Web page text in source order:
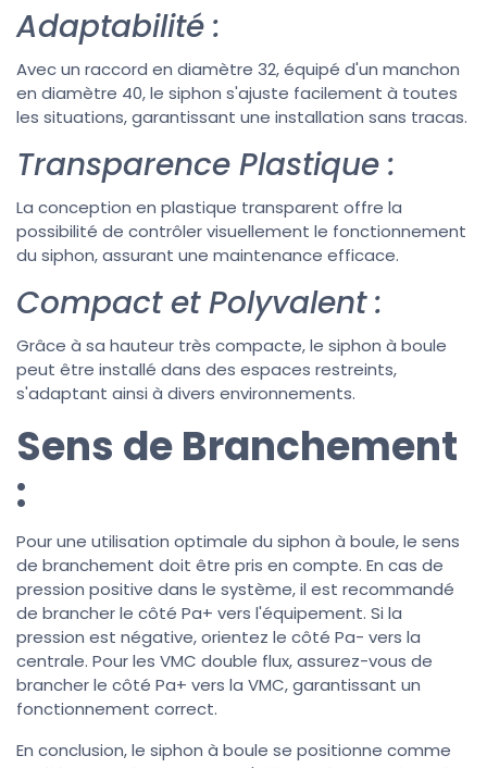
Adaptabilité :
Avec un raccord en diamètre 32, équipé d'un manchon
en diamètre 40, le siphon s'ajuste facilement à toutes
les situations, garantissant une installation sans tracas.
Transparence Plastique :
La conception en plastique transparent offre la
possibilité de contrôler visuellement le fonctionnement
du siphon, assurant une maintenance efficace.
Compact et Polyvalent :
Grâce à sa hauteur très compacte, le siphon à boule
peut être installé dans des espaces restreints,
s'adaptant ainsi à divers environnements.
Sens de Branchement
:
Pour une utilisation optimale du siphon à boule, le sens
de branchement doit être pris en compte. En cas de
pression positive dans le système, il est recommandé
de brancher le côté Pa+ vers l'équipement. Si la
pression est négative, orientez le côté Pa- vers la
centrale. Pour les VMC double flux, assurez-vous de
brancher le côté Pa+ vers la VMC, garantissant un
fonctionnement correct.
En conclusion, le siphon à boule se positionne comme